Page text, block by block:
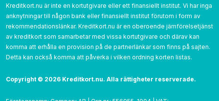
Cashback
Utan årsavgift
Utan UC
Kontakta
Betygsättning
Cookies
Integritetspolicy
Användarvillkor
Kreditkort.nu är inte en kortutgivare eller ett finansiellt institut. Vi har inga
anknytningar till någon bank eller finansiellt institut förutom i form av
rekommendationslänkar. Kreditkort.nu är en oberoende jämförelsetjänst
av kreditkort som samarbetar med vissa kortutgivare och därav kan
komma att erhålla en provision på de partnerlänkar som finns på sajten.
Detta kan också komma att påverka i vilken ordning korten listas.‌
Copyright © 2026 Kreditkort.nu. Alla rättigheter reserverade.